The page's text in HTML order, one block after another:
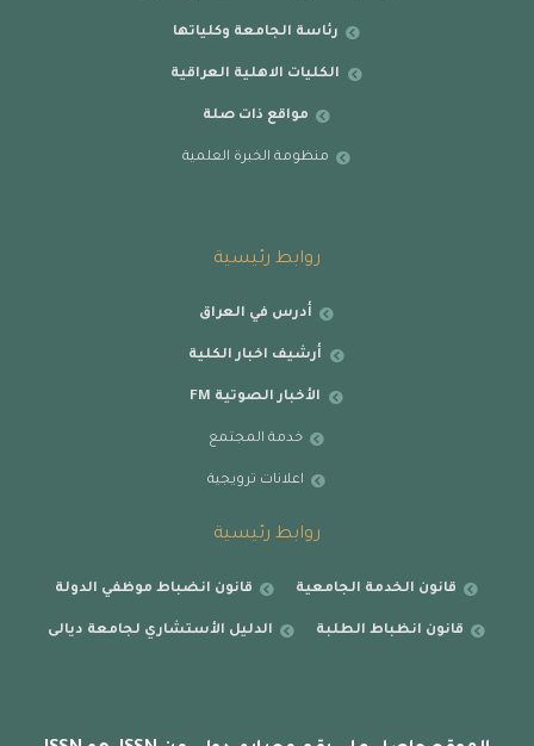
رئاسة الجامعة وكلياتها
الكليات الاهلية العراقية
مواقع ذات صلة
منظومة الخبرة العلمية
روابط رئيسية
أدرس في العراق
أرشيف اخبار الكلية
الأخبار الصوتية FM
خدمة المجتمع
اعلانات ترويجية
روابط رئيسية
قانون الخدمة الجامعية قانون انضباط موظفي الدولة
قانون انظباط الطلبة الدليل الأستشاري لجامعة ديالى